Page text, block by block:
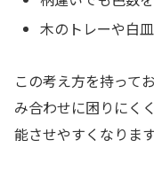
木のトレーや白
この考え方を持って
み合わせに困りにく
能させやすくなります